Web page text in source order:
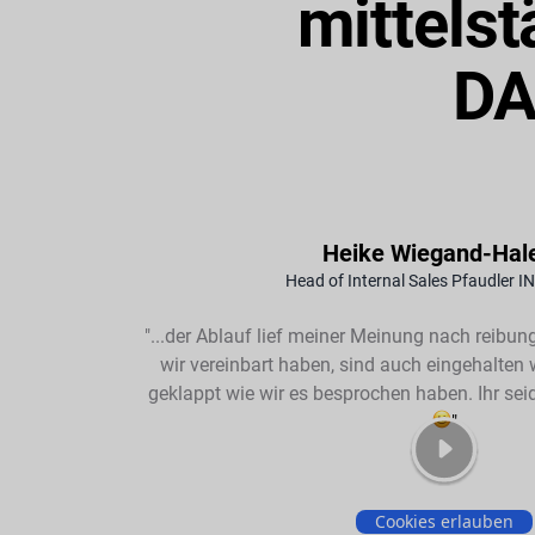
Heike Wiegand-
Head of Internal Sales Pfaudler
"...der Ablauf lief meiner Meinung nach
wir vereinbart haben, sind auch eingehalten
geklappt wie wir es besprochen haben. Ihr
"
Cookies erlauben